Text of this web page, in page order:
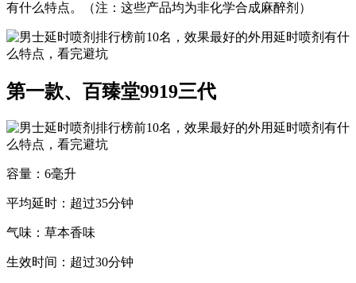
有什么特点。（注：这些产品均为非化学合成麻醉剂）
第一款、百臻堂9919三代
容量：6毫升
平均延时：超过35分钟
气味：草本香味
生效时间：超过30分钟